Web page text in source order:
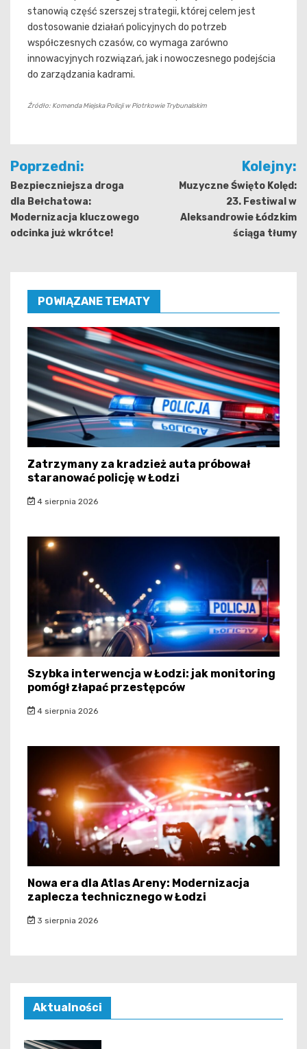
stanowią część szerszej strategii, której celem jest
dostosowanie działań policyjnych do potrzeb
współczesnych czasów, co wymaga zarówno
innowacyjnych rozwiązań, jak i nowoczesnego podejścia
do zarządzania kadrami.
Źródło: Komenda Miejska Policji w Piotrkowie Trybunalskim
Nawigacja
wpisu
Poprzedni:
Bezpieczniejsza droga
dla Bełchatowa:
Modernizacja kluczowego
odcinka już wkrótce!
Kolejny:
Muzyczne Święto Kolęd:
23. Festiwal w
Aleksandrowie Łódzkim
ściąga tłumy
POWIĄZANE TEMATY
Zatrzymany za kradzież auta próbował
staranować policję w Łodzi
4 sierpnia 2026
Szybka interwencja w Łodzi: jak monitoring
pomógł złapać przestępców
4 sierpnia 2026
Nowa era dla Atlas Areny: Modernizacja
zaplecza technicznego w Łodzi
3 sierpnia 2026
Aktualności